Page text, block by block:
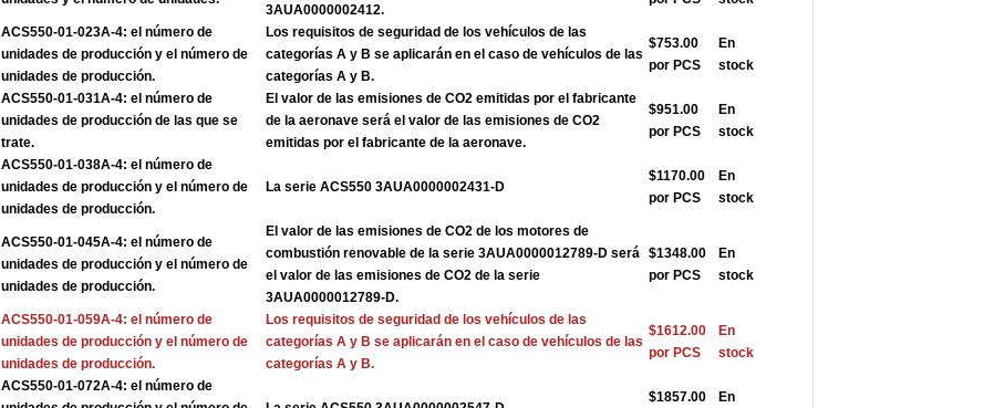
3AUA0000002412.
ACS550-01-023A-4: el número de
unidades de producción y el número de
unidades de producción.
Los requisitos de seguridad de los vehículos de las
categorías A y B se aplicarán en el caso de vehículos de las
categorías A y B.
$753.00
por PCS
En
stock
ACS550-01-031A-4: el número de
unidades de producción de las que se
trate.
El valor de las emisiones de CO2 emitidas por el fabricante
de la aeronave será el valor de las emisiones de CO2
emitidas por el fabricante de la aeronave.
$951.00
por PCS
En
stock
ACS550-01-038A-4: el número de
unidades de producción y el número de
unidades de producción.
La serie ACS550 3AUA0000002431-D
$1170.00
por PCS
En
stock
ACS550-01-045A-4: el número de
unidades de producción y el número de
unidades de producción.
El valor de las emisiones de CO2 de los motores de
combustión renovable de la serie 3AUA0000012789-D será
el valor de las emisiones de CO2 de la serie
3AUA0000012789-D.
$1348.00
por PCS
En
stock
ACS550-01-059A-4: el número de
unidades de producción y el número de
unidades de producción.
Los requisitos de seguridad de los vehículos de las
categorías A y B se aplicarán en el caso de vehículos de las
categorías A y B.
$1612.00
por PCS
En
stock
ACS550-01-072A-4: el número de
$1857.00
En